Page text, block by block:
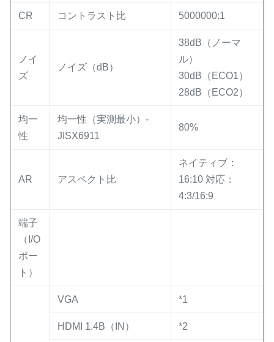
CR コントラスト比 5000000:1
ノイ
ズ
ノイズ（dB）
38dB（ノーマ
ル）
30dB（ECO1）
28dB（ECO2）
均一
性
均一性（実測最小）-
JISX6911
80%
AR アスペクト比
ネイティブ：
16:10 対応：
4:3/16:9
端子
（I/O
ポー
ト）
VGA *1
HDMI 1.4B（IN） *2